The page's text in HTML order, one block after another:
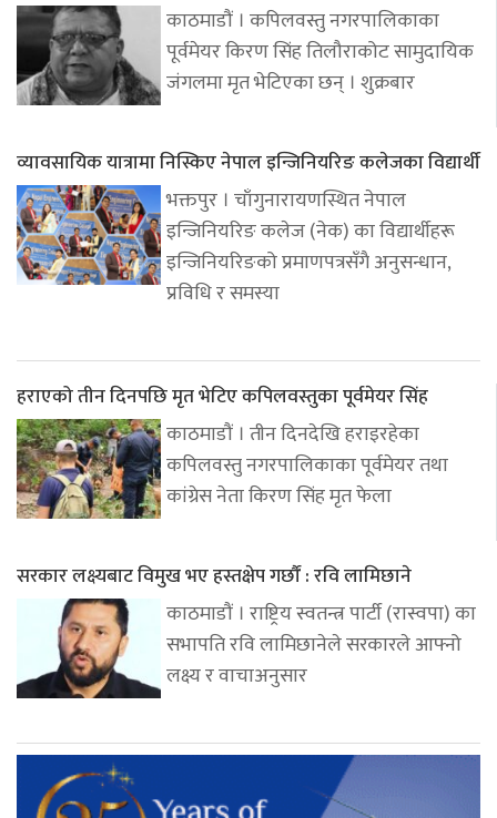
काठमाडौं । कपिलवस्तु नगरपालिकाका
पूर्वमेयर किरण सिंह तिलौराकोट सामुदायिक
जंगलमा मृत भेटिएका छन् । शुक्रबार
व्यावसायिक यात्रामा निस्किए नेपाल इन्जिनियरिङ कलेजका विद्यार्थी
भक्तपुर । चाँगुनारायणस्थित नेपाल
इन्जिनियरिङ कलेज (नेक) का विद्यार्थीहरू
इन्जिनियरिङको प्रमाणपत्रसँगै अनुसन्धान,
प्रविधि र समस्या
हराएको तीन दिनपछि मृत भेटिए कपिलवस्तुका पूर्वमेयर सिंह
काठमाडौं । तीन दिनदेखि हराइरहेका
कपिलवस्तु नगरपालिकाका पूर्वमेयर तथा
कांग्रेस नेता किरण सिंह मृत फेला
सरकार लक्ष्यबाट विमुख भए हस्तक्षेप गर्छौं : रवि लामिछाने
काठमाडौं । राष्ट्रिय स्वतन्त्र पार्टी (रास्वपा) का
सभापति रवि लामिछानेले सरकारले आफ्नो
लक्ष्य र वाचाअनुसार